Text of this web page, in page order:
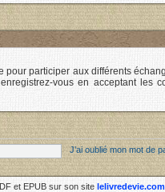
pour participer aux différents
vous en acceptant les
J’ai oublié mon mot de
et EPUB sur son site lelivredevie.com